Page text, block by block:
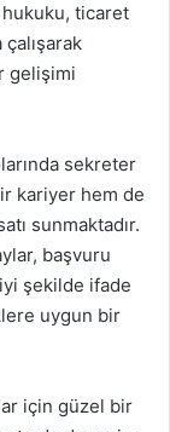
hukuku, ticaret
gelişimi
sekreter
kariyer hem de
sunmaktadır.
başvuru
şekilde ifade
uygun bir
için güzel bir